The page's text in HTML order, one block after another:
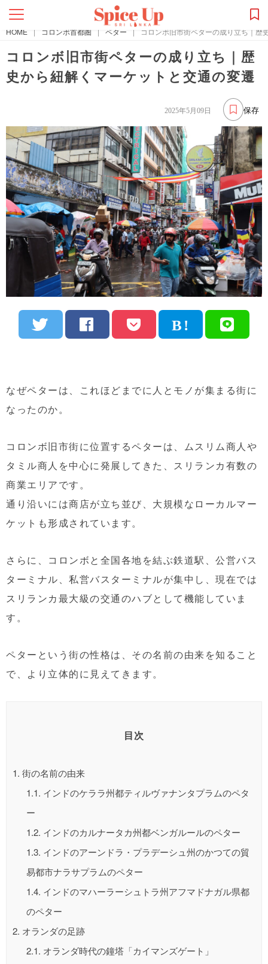
HOME | コロンボ首都圏 | ペター | コロンボ旧市街ペターの成り立ち｜歴
コロンボ旧市街ペターの成り立ち｜歴
史から紐解くマーケットと交通の変遷
保存
2025年5月09日
なぜペターは、これほどまでに人とモノが集まる街に
なったのか。
コロンボ旧市街に位置するペターは、ムスリム商人や
タミル商人を中心に発展してきた、スリランカ有数の
商業エリアです。
通り沿いには商店が立ち並び、大規模なローカルマー
ケットも形成されています。
さらに、コロンボと全国各地を結ぶ鉄道駅、公営バス
ターミナル、私営バスターミナルが集中し、現在では
スリランカ最大級の交通のハブとして機能していま
す。
ペターという街の性格は、その名前の由来を知ること
で、より立体的に見えてきます。
目次
1. 街の名前の由来
1.1. インドのケララ州都ティルヴァナンタプラムのペタ
ー
1.2. インドのカルナータカ州都ベンガルールのペター
1.3. インドのアーンドラ・プラデーシュ州のかつての貿
易都市ナラサプラムのペター
1.4. インドのマハーラーシュトラ州アフマドナガル県都
のペター
2. オランダの足跡
2.1. オランダ時代の鐘塔「カイマンズゲート」